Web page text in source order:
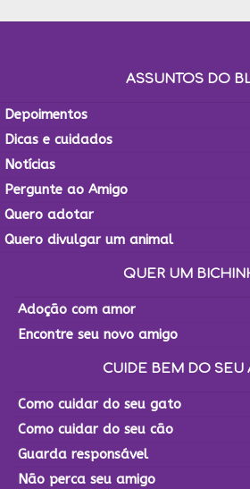
ASSUNTOS DO
Depoimentos
Dicas e cuidados
Notícias
Pergunte ao Amigo
Quero adotar
Quero divulgar um animal
QUER UM
Adoção com amor
Encontre seu novo amigo
CUIDE BEM DO SEU
Como cuidar do seu gato
Como cuidar do seu cão
Guarda responsável
Não perca seu amigo